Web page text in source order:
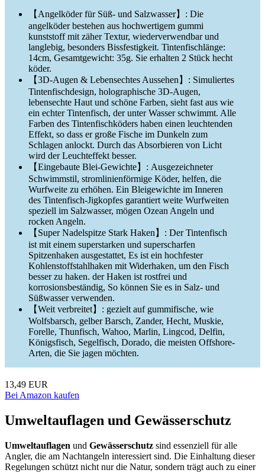
【Angelköder für Süß- und Salzwasser】: Die
angelköder bestehen aus hochwertigem gummi
kunststoff mit zäher Textur, wiederverwendbar und
langlebig, besonders Bissfestigkeit. Tintenfischlänge:
14cm, Gesamtgewicht: 35g. Sie erhalten 2 Stück hecht
köder.
【3D-Augen & Lebensechtes Aussehen】: Simuliertes
Tintenfischdesign, holographische 3D-Augen,
lebensechte Haut und schöne Farben, sieht fast aus wie
ein echter Tintenfisch, der unter Wasser schwimmt. Alle
Farben des Tintenfischköders haben einen leuchtenden
Effekt, so dass er große Fische im Dunkeln zum
Schlagen anlockt. Durch das Absorbieren von Licht
wird der Leuchteffekt besser.
【Eingebaute Blei-Gewichte】: Ausgezeichneter
Schwimmstil, stromlinienförmige Köder, helfen, die
Wurfweite zu erhöhen. Ein Bleigewichte im Inneren
des Tintenfisch-Jigkopfes garantiert weite Wurfweiten
speziell im Salzwasser, mögen Ozean Angeln und
rocken Angeln.
【Super Nadelspitze Stark Haken】: Der Tintenfisch
ist mit einem superstarken und superscharfen
Spitzenhaken ausgestattet, Es ist ein hochfester
Kohlenstoffstahlhaken mit Widerhaken, um den Fisch
besser zu haken. der Haken ist rostfrei und
korrosionsbeständig, So können Sie es in Salz- und
Süßwasser verwenden.
【Weit verbreitet】: gezielt auf gummifische, wie
Wolfsbarsch, gelber Barsch, Zander, Hecht, Muskie,
Forelle, Thunfisch, Wahoo, Marlin, Lingcod, Delfin,
Königsfisch, Segelfisch, Dorado, die meisten Offshore-
Arten, die Sie jagen möchten.
13,49 EUR
Bei Amazon kaufen
Umweltauflagen und Gewässerschutz
Umweltauflagen und Gewässerschutz sind essenziell für alle
Angler, die am Nachtangeln interessiert sind. Die Einhaltung dieser
Regelungen schützt nicht nur die Natur, sondern trägt auch zu einer